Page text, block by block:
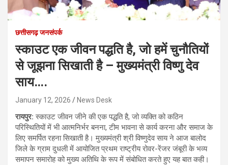
छत्तीसगढ़ जनसंपर्क
स्काउट एक जीवन पद्धति है, जो हमें चुनौतियों
से जूझना सिखाती है – मुख्यमंत्री विष्णु देव
साय….
January 12, 2026 News Desk
रायपुर:स्काउट जीवन जीने की एक पद्धति है, जो व्यक्ति को कठिन
परिस्थितियों में भी आत्मनिर्भर बनना, टीम भावना से कार्य करना और समाज के
लिए समर्पित रहना सिखाती है। मुख्यमंत्री श्री विष्णुदेव साय ने आज बालोद
जिले के ग्राम दुधली में आयोजित प्रथम राष्ट्रीय रोवर-रेंजर जंबूरी के भव्य
समापन समारोह को मुख्य अतिथि के रूप में संबोधित करते हुए यह बात कही।